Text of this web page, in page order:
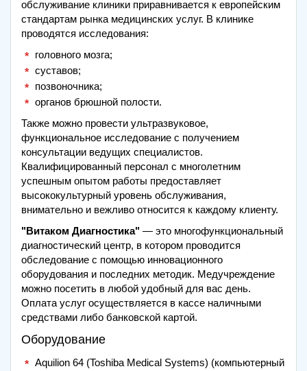
обслуживание клиники приравнивается к европейским
стандартам рынка медицинских услуг. В клинике
проводятся исследования:
головного мозга;
суставов;
позвоночника;
органов брюшной полости.
Также можно провести ультразвуковое,
функциональное исследование с получением
консультации ведущих специалистов.
Квалифицированный персонал с многолетним
успешным опытом работы предоставляет
высококультурный уровень обслуживания,
внимательно и вежливо относится к каждому клиенту.
"Витаком Диагностика" — это многофункциональный
диагностический центр, в котором проводится
обследование с помощью инновационного
оборудования и последних методик. Медучреждение
можно посетить в любой удобный для вас день.
Оплата услуг осуществляется в кассе наличными
средствами либо банковской картой.
Оборудование
Aquilion 64 (Toshiba Medical Systems) (компьютерный